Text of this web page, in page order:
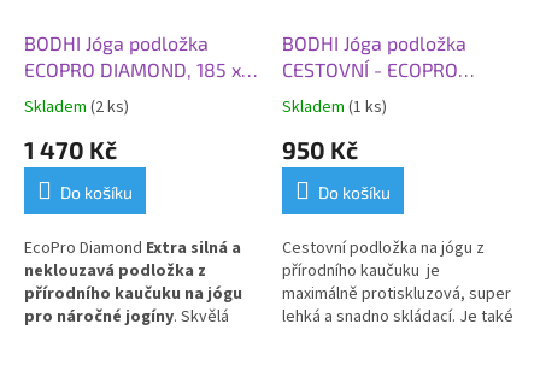
BODHI Jóga podložka
ECOPRO DIAMOND, 185 x
60 x 0,6 cm, šedá tmavá
Skladem (2 ks)
1 470 Kč
Do košíku
EcoPro Diamond Extra silná a
neklouzavá podložka z
přírodního kaučuku na jógu
pro náročné jogíny. Skvělá
BODHI Jóga podložka
CESTOVNÍ - ECOPRO
TRAVEL, 185x60x0,13 cm,
Skladem (1 ks)
950 Kč
Do košíku
Cestovní podložka na jógu z
přírodního kaučuku je
maximálně protiskluzová, super
lehká a snadno skládací. Je také